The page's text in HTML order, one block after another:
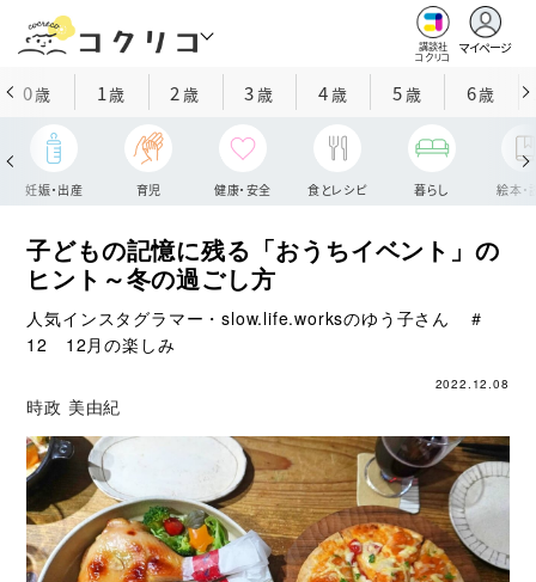
講談社
コクリコ
マイページ
0歳 1歳 2 歳 3歳 4歳 5歳 6歳
妊娠・出産 育児 健康・安全 食とレシピ 暮らし 絵本・
子どもの記憶に残る「おうちイベント」の
ヒント～冬の過ごし方
人気インスタグラマー・slow.life.worksのゆう子さん ＃
12 12月の楽しみ
2022.12.08
時政 美由紀